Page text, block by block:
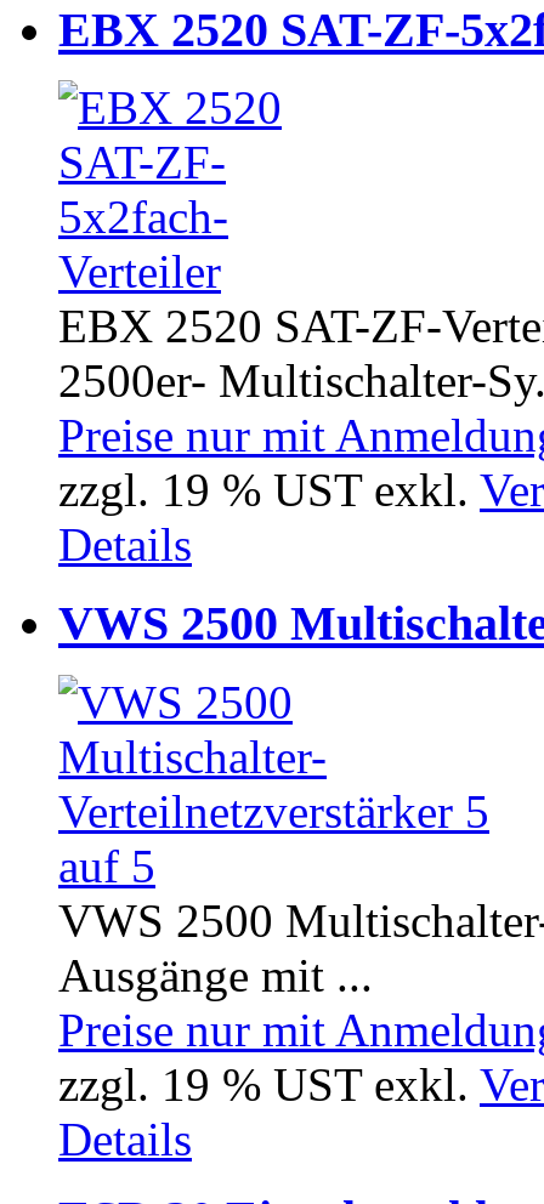
EBX 2520 SAT-ZF-
EBX 2520 SAT-ZF-
2500er- Multischalter-
Preise nur mit
zzgl. 19 % UST exkl.
Details
VWS 2500
VWS 2500
Ausgänge mit ...
Preise nur mit
zzgl. 19 % UST exkl.
Details